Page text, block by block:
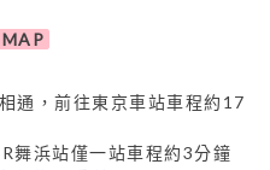
多6位）
ル：
料理 チャイニーズ・テーブ
MAP
通，前往東京車站車程約17
舞浜站僅一站車程約3分鐘